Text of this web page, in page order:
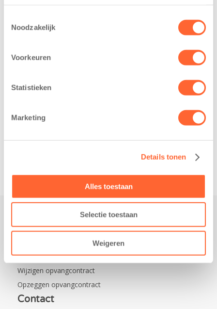
Noodzakelijk
Voorkeuren
Statistieken
Marketing
Details tonen
Alles toestaan
Selectie toestaan
Weigeren
van BSO De
donderdag alvast
Mini 4 Mijl. Zij
belangrijke stap
realisatie van een
de wijk Wiarda in
Praktisch
Nieuws over Kids First
Wijzigen opvangcontract
Opzeggen opvangcontract
Contact